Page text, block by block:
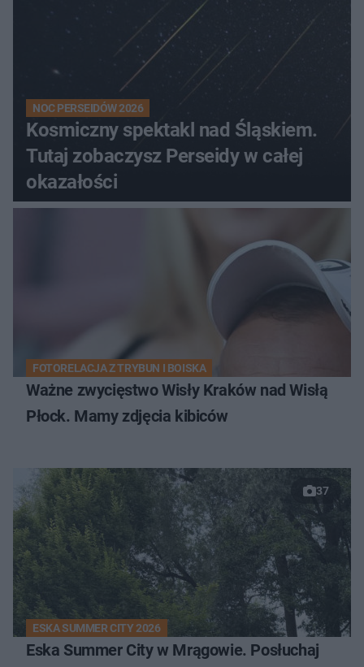
NOC PERSEIDÓW 2026
Kosmiczny spektakl nad Śląskiem.
Tutaj zobaczysz Perseidy w całej
okazałości
FOTORELACJA Z TRYBUN I BOISKA
Ważne zwycięstwo Wisły Kraków nad Wisłą
Płock. Mamy zdjęcia kibiców
37
ESKA SUMMER CITY 2026
Eska Summer City w Mrągowie. Posłuchaj